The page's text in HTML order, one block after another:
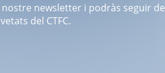
newsletter i podràs seguir
del CTFC.